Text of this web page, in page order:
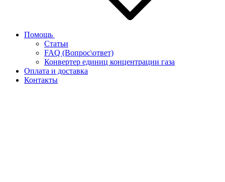
Помощь
Статьи
FAQ (Вопрос\ответ)
Конвертер единиц концентрации газа
Оплата и доставка
Контакты